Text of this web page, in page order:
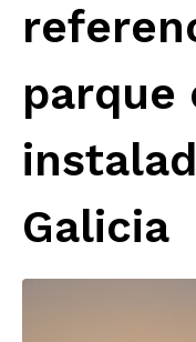
parque
Galicia